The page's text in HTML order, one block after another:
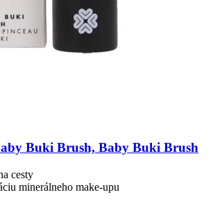
Buki Brush, Baby Buki Brush
cesty
minerálneho make-upu